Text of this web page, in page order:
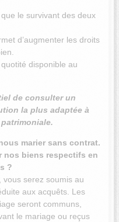
le survivant des deux
d’augmenter les droits
disponible au
de consulter un
la plus adaptée à
marier sans contrat.
nos biens respectifs en
?
vous serez soumis au
aux acquêts. Les
seront communs,
le mariage ou reçus